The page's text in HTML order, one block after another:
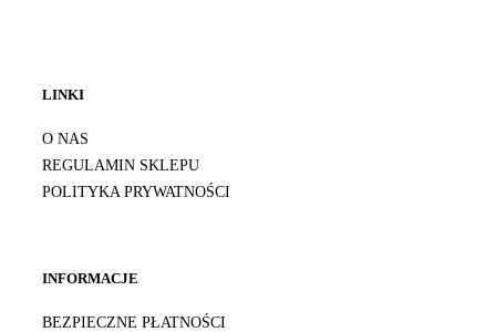
LINKI
O NAS
REGULAMIN SKLEPU
POLITYKA PRYWATNOŚCI
INFORMACJE
BEZPIECZNE PŁATNOŚCI